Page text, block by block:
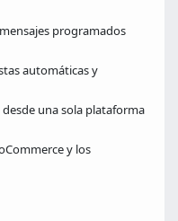
programados
automáticas y
una sola plataforma
y los